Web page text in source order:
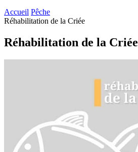
Accueil Pêche
Réhabilitation de la Criée
Réhabilitation de la Criée